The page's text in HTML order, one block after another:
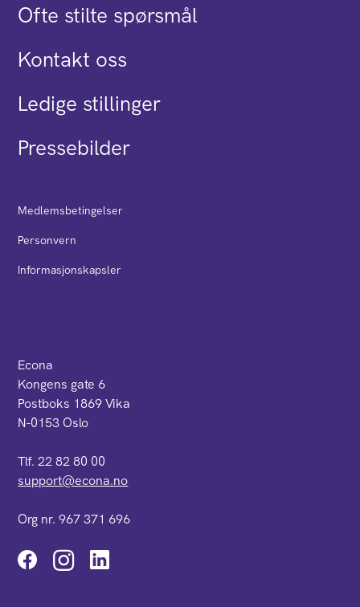
Ofte stilte spørsmål
Kontakt oss
Ledige stillinger
Pressebilder
Medlemsbetingelser
Personvern
Informasjonskapsler
Econa
Kongens gate 6
Postboks 1869 Vika
N-0153 Oslo
Tlf. 22 82 80 00
support@econa.no
Org nr. 967 371 696
Instagram